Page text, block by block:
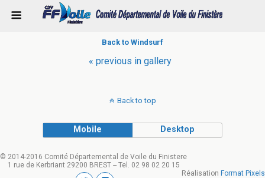
Back to Windsurf
« previous in gallery
Back to top
Mobile Desktop
© 2014-2016 Comité Départemental de Voile du Finistere
1 rue de Kerbriant 29200 BREST -- Tel. 02 98 02 20 15
Réalisation Format Pixels